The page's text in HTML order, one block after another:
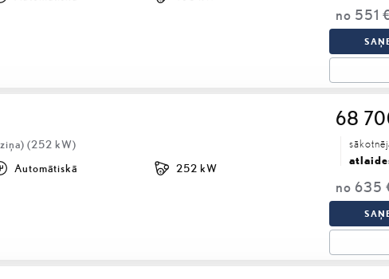
no 551
(252 kW)
68
no 635
Automātiskā 252 kW